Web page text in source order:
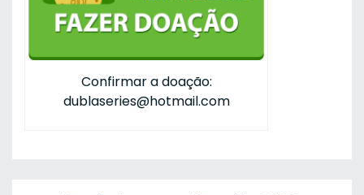
Confirmar a doação:
dublaseries@hotmail.com